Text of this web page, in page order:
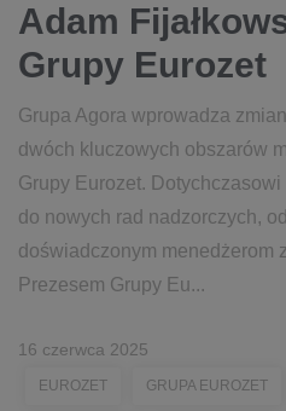
Adam
Grupy Eurozet
Grupa Agora wprowadza
dwóch kluczowych obszarów
Grupy Eurozet.
do nowych rad nadzorczych,
doświadczonym menedżerom
Prezesem Grupy Eu...
16 czerwca 2025
EUROZET GRUPA EUROZET